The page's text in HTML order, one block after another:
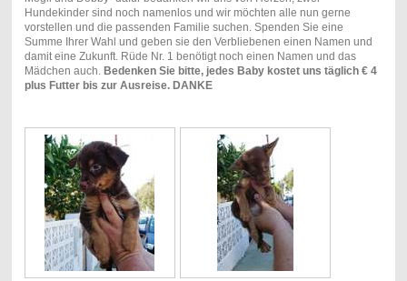
Hundekinder sind noch namenlos und wir möchten alle nun gerne
vorstellen und die passenden Familie suchen. Spenden Sie eine
Summe Ihrer Wahl und geben sie den Verbliebenen einen Namen und
damit eine Zukunft. Rüde Nr. 1 benötigt noch einen Namen und das
Mädchen auch. Bedenken Sie bitte, jedes Baby kostet uns täglich € 4
plus Futter bis zur Ausreise. DANKE